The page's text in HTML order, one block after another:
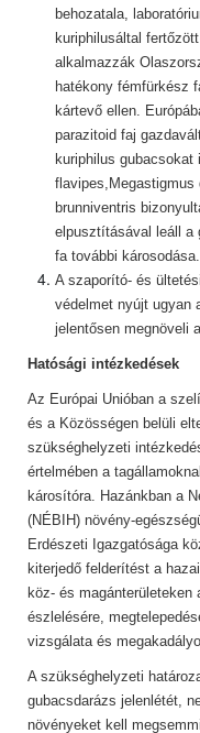
behozatala,
kuriphilusáltal
alkalmazzák
hatékony fémfürkész
kártevő ellen.
parazitoid faj
kuriphilus
brunniventris
elpusztításával leáll a
fa további károsodása.
A szaporító- és
védelmet nyújt ugyan
jelentősen megnöveli
Hatósági intézkedések
Az Európai Unióban a
és a Közösségen belüli
szükséghelyzeti
értelmében a
károsítóra. Hazánkban a
(NÉBIH) növény-
Erdészeti Igazgatósága
kiterjedő felderítést a
köz- és
észlelésére,
vizsgálata és
A szükséghelyzeti
gubacsdarázs jelenlétét,
növényeket kell